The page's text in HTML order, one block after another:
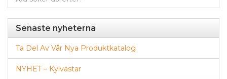
Senaste nyheterna
Ta Del Av Vår Nya Produktkatalog
NYHET – Kylvästar